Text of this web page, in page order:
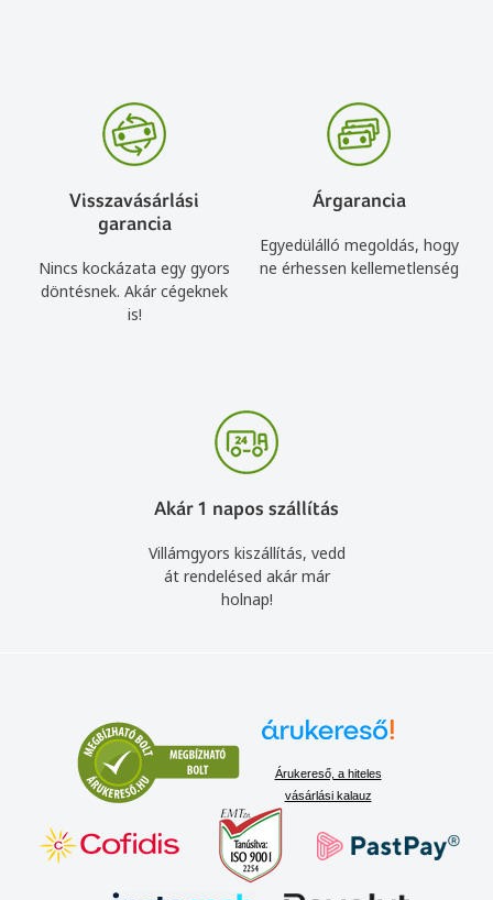
Visszavásárlási
garancia
Nincs kockázata egy gyors
döntésnek. Akár cégeknek
is!
Árgarancia
Egyedülálló megoldás, hogy
ne érhessen kellemetlenség
Akár 1 napos szállítás
Villámgyors kiszállítás, vedd
át rendelésed akár már
holnap!
Árukereső, a hiteles
vásárlási kalauz